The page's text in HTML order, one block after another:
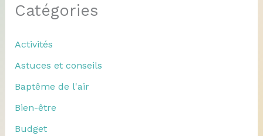
Catégories
Activités
Astuces et conseils
Baptême de l'air
Bien-être
Budget